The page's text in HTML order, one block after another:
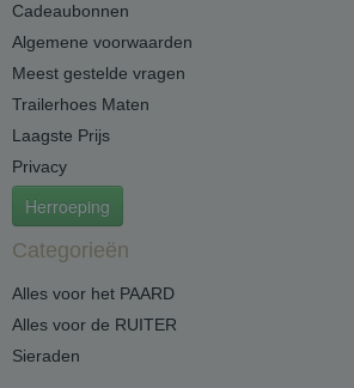
Cadeaubonnen
Algemene voorwaarden
Meest gestelde vragen
Trailerhoes Maten
Laagste Prijs
Privacy
Herroeping
Categorieën
Alles voor het PAARD
Alles voor de RUITER
Sieraden